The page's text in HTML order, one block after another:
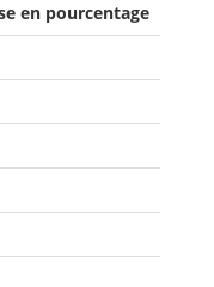
en pourcentage